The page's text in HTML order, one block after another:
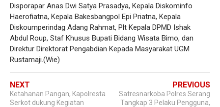
Disporapar Anas Dwi Satya Prasadya, Kepala Diskominfo
Haerofiatna, Kepala Bakesbangpol Epi Priatna, Kepala
Diskoumperindag Adang Rahmat, Plt Kepala DPMD Ishak
Abdul Roup, Staf Khusus Bupati Bidang Wisata Bimo, dan
Direktur Direktorat Pengabdian Kepada Masyarakat UGM
Rustamaji.(Wie)
NEXT
Ketahanan Pangan, Kapolresta
Serkot dukung Kegiatan
PREVIOUS
Satresnarkoba Polres Serang
Tangkap 3 Pelaku Pengguna,